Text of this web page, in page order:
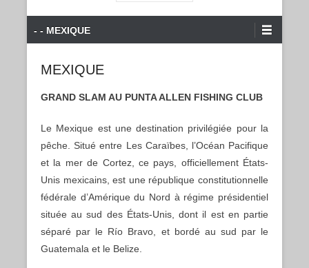
Menu principal
Aller au contenu
- - MEXIQUE
MEXIQUE
GRAND SLAM AU PUNTA ALLEN FISHING CLUB
Le Mexique est une destination privilégiée pour la
pêche. Situé entre Les Caraïbes, l’Océan Pacifique
et la mer de Cortez, ce pays, officiellement États-
Unis mexicains, est une république constitutionnelle
fédérale d’Amérique du Nord à régime présidentiel
située au sud des États-Unis, dont il est en partie
séparé par le Río Bravo, et bordé au sud par le
Guatemala et le Belize.